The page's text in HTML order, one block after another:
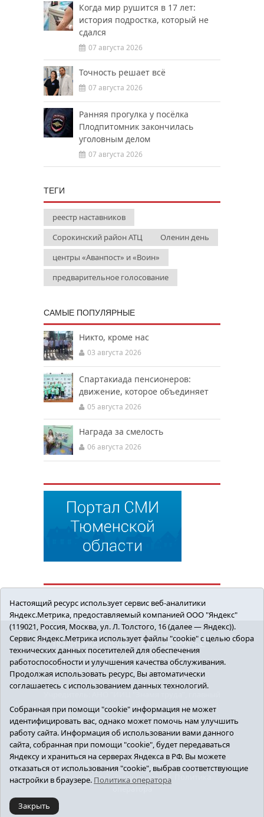
Когда мир рушится в 17 лет:
история подростка, который не
сдался
07 августа 2026
Точность решает всё
07 августа 2026
Ранняя прогулка у посёлка
Плодпитомник закончилась
уголовным делом
07 августа 2026
ТЕГИ
реестр наставников
Сорокинский район АТЦ
Оленин день
центры «Аванпост» и «Воин»
предварительное голосование
САМЫЕ ПОПУЛЯРНЫЕ
Никто, кроме нас
03 августа 2026
Спартакиада пенсионеров:
движение, которое объединяет
05 августа 2026
Награда за смелость
06 августа 2026
ПОЛИТИКА ОБЩЕСТВО
ЗДОРОВЬЕ
КУЛЬТУРА
БЕЗОПАСНОСТЬ
16+ © 2018 Сорокинский район в деталях.
Новости Сорокинского района
редактор - Королюк Елена Анатольевна, e-mail:
znamenka@inbox.ru, тел.: 8(34550)2-27-30
Регистрационный номер СМИ Эл №ФС77-69142
от 24 марта 2017 г., выданное Федеральной
службой по надзору в сфере связи,
информационных технологий и массовых
коммуникаций (Роскомнадзор).
Настоящий ресурс использует сервис веб-аналитики
Яндекс.Метрика, предоставляемый компанией ООО "Яндекс"
(119021, Россия, Москва, ул. Л. Толстого, 16 (далее — Яндекс)).
Сервис Яндекс.Метрика использует файлы "cookie" с целью сбора
технических данных посетителей для обеспечения
работоспособности и улучшения качества обслуживания.
Продолжая использовать ресурс, Вы автоматически
соглашаетесь с использованием данных технологий.
Собранная при помощи "cookie" информация не может
идентифицировать вас, однако может помочь нам улучшить
работу сайта. Информация об использовании вами данного
сайта, собранная при помощи "cookie", будет передаваться
Яндексу и храниться на серверах Яндекса в РФ. Вы можете
отказаться от использования "cookie", выбрав соответствующие
настройки в браузере. Политика оператора
Закрыть